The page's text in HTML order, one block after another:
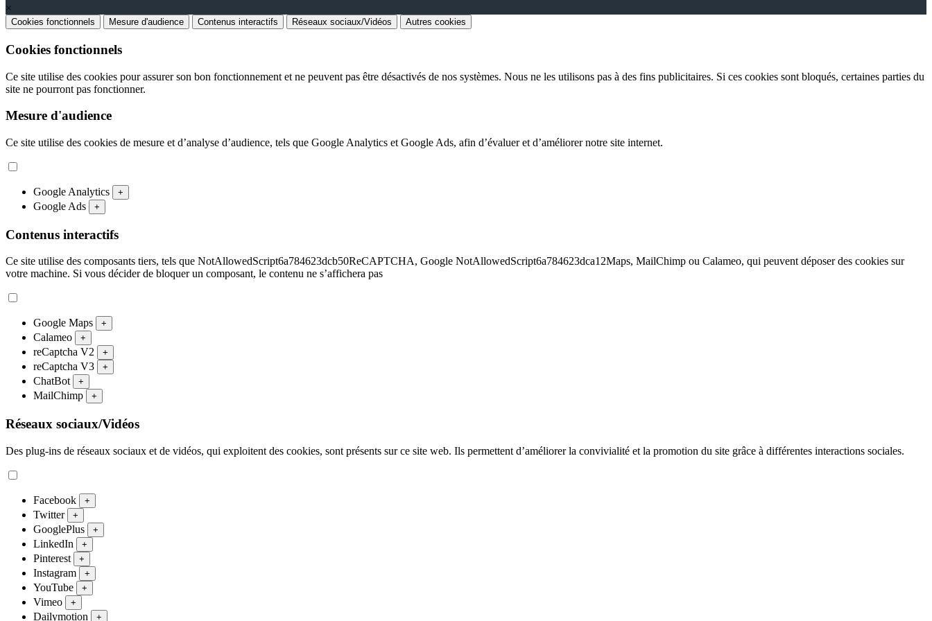
×
Cookies fonctionnels Mesure d'audience Contenus interactifs Réseaux sociaux/Vidéos Autres cookies
Cookies fonctionnels
Ce site utilise des cookies pour assurer son bon fonctionnement et ne peuvent pas être désactivés de nos systèmes. Nous ne les utilisons pas à des fins publicitaires. Si ces cookies sont bloqués, certaines parties du
site ne pourront pas fonctionner.
Mesure d'audience
Ce site utilise des cookies de mesure et d’analyse d’audience, tels que Google Analytics et Google Ads, afin d’évaluer et d’améliorer notre site internet.
Google Analytics +
Google Ads +
Contenus interactifs
Ce site utilise des composants tiers, tels que NotAllowedScript6a784623dcb50ReCAPTCHA, Google NotAllowedScript6a784623dca12Maps, MailChimp ou Calameo, qui peuvent déposer des cookies sur
votre machine. Si vous décider de bloquer un composant, le contenu ne s’affichera pas
Google Maps +
Calameo +
reCaptcha V2 +
reCaptcha V3 +
ChatBot +
MailChimp +
Réseaux sociaux/Vidéos
Des plug-ins de réseaux sociaux et de vidéos, qui exploitent des cookies, sont présents sur ce site web. Ils permettent d’améliorer la convivialité et la promotion du site grâce à différentes interactions sociales.
Facebook +
Twitter +
GooglePlus +
LinkedIn +
Pinterest +
Instagram +
YouTube +
Vimeo +
Dailymotion +